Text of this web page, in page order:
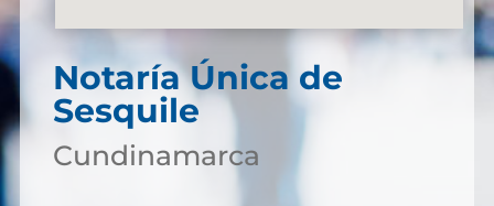
Notaría Única de
Sesquile
Cundinamarca